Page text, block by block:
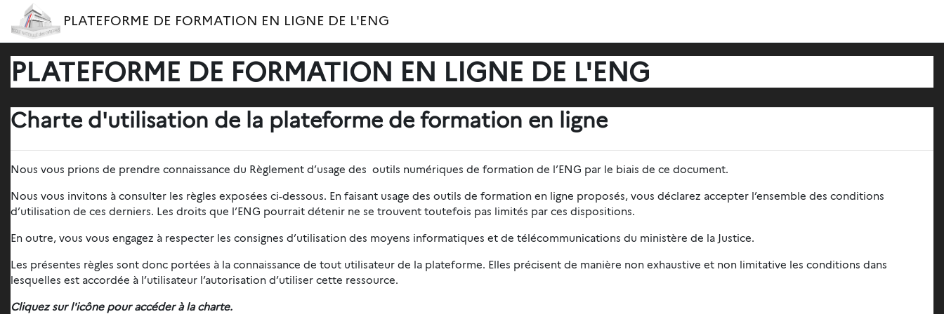
Passer au contenu principal
PLATEFORME DE FORMATION EN LIGNE DE L'ENG
PLATEFORME DE FORMATION EN LIGNE DE L'ENG
Charte d'utilisation de la plateforme de formation en ligne
Nous vous prions de prendre connaissance du Règlement d’usage des outils numériques de formation de l’ENG par le biais de ce document.
Nous vous invitons à consulter les règles exposées ci-dessous. En faisant usage des outils de formation en ligne proposés, vous déclarez accepter l’ensemble des conditions
d’utilisation de ces derniers. Les droits que l’ENG pourrait détenir ne se trouvent toutefois pas limités par ces dispositions.
En outre, vous vous engagez à respecter les consignes d’utilisation des moyens informatiques et de télécommunications du ministère de la Justice.
Les présentes règles sont donc portées à la connaissance de tout utilisateur de la plateforme. Elles précisent de manière non exhaustive et non limitative les conditions dans
lesquelles est accordée à l’utilisateur l’autorisation d’utiliser cette ressource.
Cliquez sur l'icône pour accéder à la charte.